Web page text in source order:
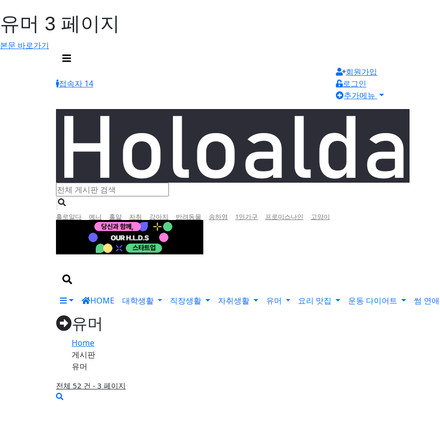
유머 3 페이지
본문 바로가기
메
버
튼
접속자 14
회원가입
로그인
추가메뉴
인
홀로알다 예니 홀알 자취 강아지 반려동물 송하영 1인가구 프로미스나인 고양이
검
색
버 HOME 대학생활 직장생활 자취생활 유머 요리 맛집 운동 다이어트 썸 연애
유머
Home
게시판
유머
전체 52 건 - 3 페이지